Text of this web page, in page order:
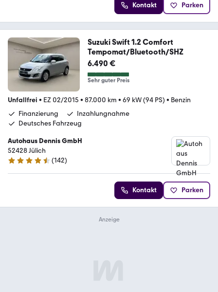
Kontakt Parken
Suzuki Swift 1.2 Comfort
Tempomat/Bluetooth/SHZ
6.490 €
Sehr guter Preis
Unfallfrei • EZ 02/2015 • 87.000 km • 69 kW (94 PS) • Benzin
Finanzierung
Inzahlungnahme
Deutsches Fahrzeug
Autohaus Dennis GmbH
52428 Jülich
4.5 Sterne
(142)
Kontakt Parken